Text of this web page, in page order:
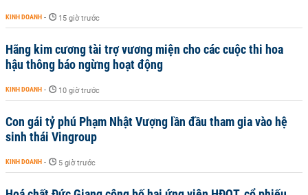
KINH DOANH - 15 giờ trước
Hãng kim cương tài trợ vương miện cho các cuộc thi hoa
hậu thông báo ngừng hoạt động
KINH DOANH - 10 giờ trước
Con gái tỷ phú Phạm Nhật Vượng lần đầu tham gia vào hệ
sinh thái Vingroup
KINH DOANH - 5 giờ trước